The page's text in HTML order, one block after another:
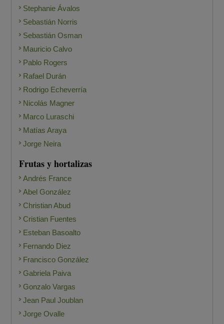
Stephanie Ávalos
Sebastián Norris
Sebastián Osman
Mauricio Calvo
Pablo Rogers
Rafael Durán
Rodrigo Echeverría
Nicolás Magner
Marco Luraschi
Matías Araya
Jorge Neira
Frutas y hortalizas
Andrés France
Abel González
Christian Abud
Cristian Fuentes
Esteban Basoalto
Fernando Diez
Francisco González
Gabriela Paiva
Gonzalo Vargas
Jean Paul Joublan
Jorge Ovalle